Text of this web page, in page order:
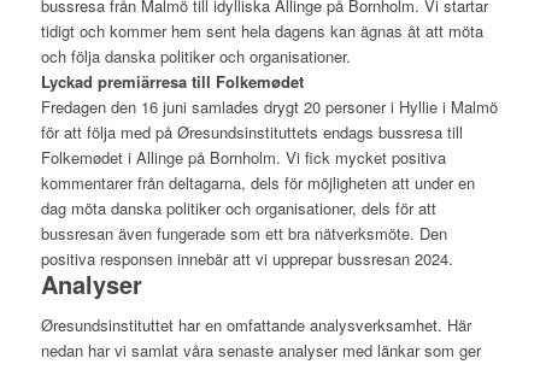
bussresa från Malmö till idylliska Allinge på Bornholm. Vi startar
tidigt och kommer hem sent hela dagens kan ägnas åt att möta
och följa danska politiker och organisationer.
Lyckad premiärresa till Folkemødet
Fredagen den 16 juni samlades drygt 20 personer i Hyllie i Malmö
för att följa med på Øresundsinstituttets endags bussresa till
Folkemødet i Allinge på Bornholm. Vi fick mycket positiva
kommentarer från deltagarna, dels för möjligheten att under en
dag möta danska politiker och organisationer, dels för att
bussresan även fungerade som ett bra nätverksmöte. Den
positiva responsen innebär att vi upprepar bussresan 2024.
Analyser
Øresundsinstituttet har en omfattande analysverksamhet. Här
nedan har vi samlat våra senaste analyser med länkar som ger